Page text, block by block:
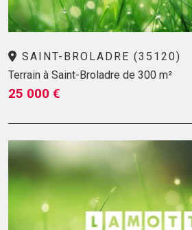
SAINT-BROLADRE (35120)
Terrain à Saint-Broladre de 300 m²
25 000 €